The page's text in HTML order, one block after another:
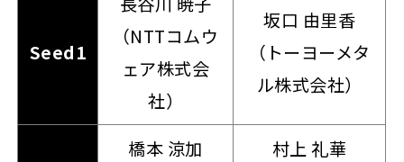
Seed1
（NTTコムウ
ェア株式会
社）
坂口 由里香
（トーヨーメタ
ル株式会社）
橋本 涼加
村上 礼華